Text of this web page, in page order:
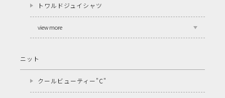
トワルドジュイシャツ
view more
ニット
クールビューティー"C"